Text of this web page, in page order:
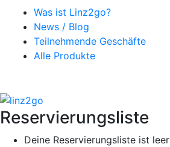
Was ist Linz2go?
News / Blog
Teilnehmende Geschäfte
Alle Produkte
Reservierungsliste
Deine Reservierungsliste ist leer